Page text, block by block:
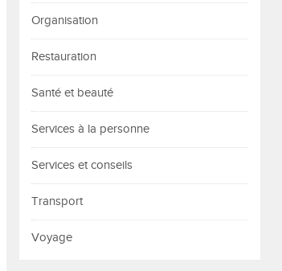
Organisation
Restauration
Santé et beauté
Services à la personne
Services et conseils
Transport
Voyage